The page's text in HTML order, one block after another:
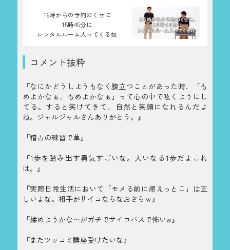
16時からの予約のくせに
15時45分に
レンタルルーム入ってくる奴
コメント抜粋
『なにかどうしようもなく腹立つことがあった時、「も
めよかなぁ、もめよかなぁ」って心の中で呟くようにし
てる。すると笑けてきて、自然と笑顔になれるんだよ
ね。ジャルジャルさんありがとう。』
『稽古の練習で草』
『1歩を踏み出す勇気すごいな。大いなる1歩だよこれ
は。』
『実際日常生活において「モメる前に帰えっとこ」は正
しいよな。相手がサイコならなおさらｗ』
『揉めようかな〜がガチでサイコパスで怖いw』
『またツッコミ講座受けたいな』